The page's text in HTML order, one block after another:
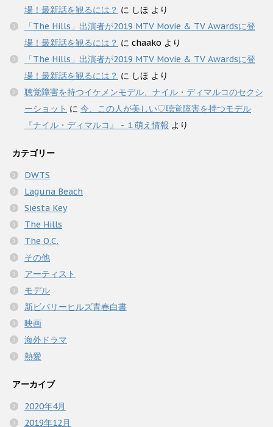
場！最新話を観るには？ に しほ より
「The Hills」出演者が2019 MTV Movie & TV Awardsに登
場！最新話を観るには？ に chaako より
「The Hills」出演者が2019 MTV Movie & TV Awardsに登
場！最新話を観るには？ に しほ より
聴覚障害を持つイケメンモデル、ナイル・ディマルコのセクシ
ーショット に 今、この人が美しい♡聴覚障害を持つモデル
『ナイル・ディマルコ』 - １萌え情報 より
カテゴリー
DWTS
Laguna Beach
Siesta Key
The Hills
The O.C.
その他
アーティスト
モデル
新ビバリーヒルズ青春白書
映画
海外ドラマ
熱愛
アーカイブ
2020年4月
2019年12月